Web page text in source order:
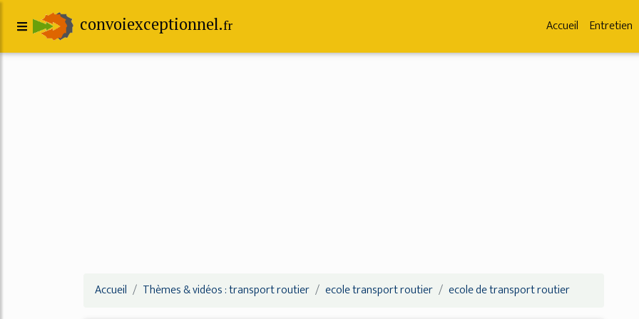
convoiexceptionnel.fr Accueil Entretien
Accueil Thèmes & vidéos : transport routier ecole transport routier ecole de transport routier